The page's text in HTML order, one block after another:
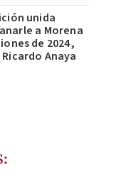
unida
a Morena
de 2024,
Anaya